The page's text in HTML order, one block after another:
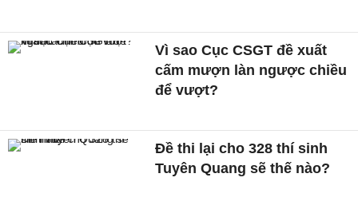
Vì sao Cục CSGT đề xuất
cấm mượn làn ngược chiều
để vượt?
Đề thi lại cho 328 thí sinh
Tuyên Quang sẽ thế nào?